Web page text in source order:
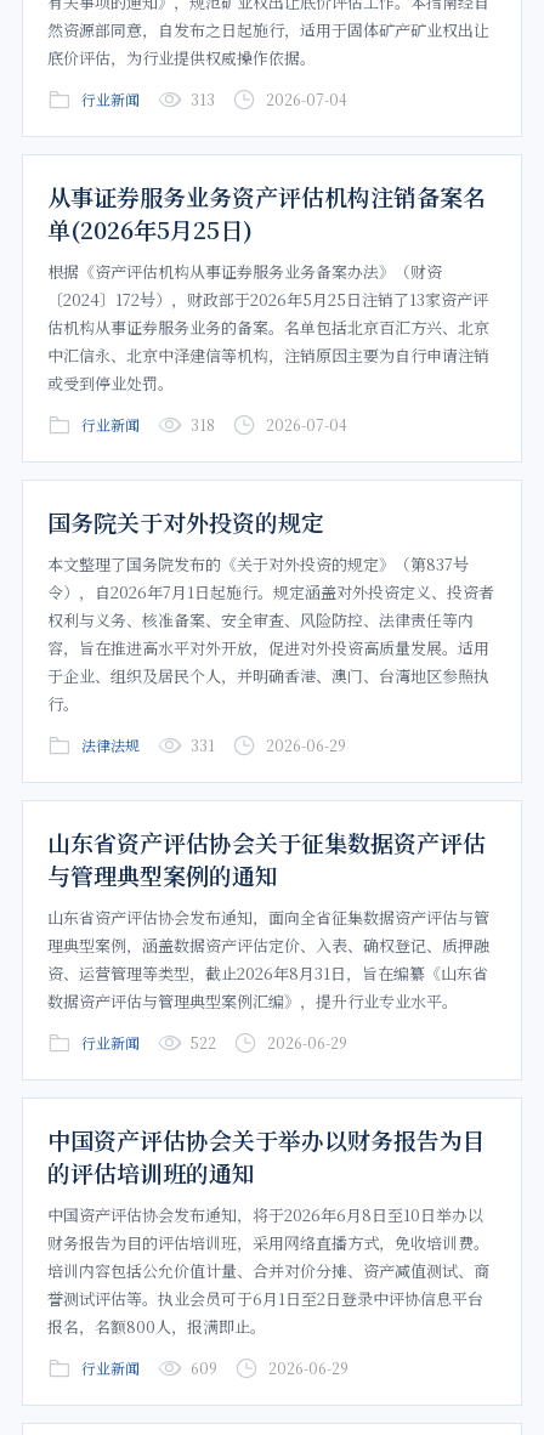
然资源部同意，自发布之日起施行，适用于固体矿产矿业权出让
底价评估，为行业提供权威操作依据。
行业新闻 313 2026-07-04
从事证券服务业务资产评估机构注销备案名
单(2026年5月25日)
根据《资产评估机构从事证券服务业务备案办法》（财资
〔2024〕172号），财政部于2026年5月25日注销了13家资产评
估机构从事证券服务业务的备案。名单包括北京百汇方兴、北京
中汇信永、北京中泽建信等机构，注销原因主要为自行申请注销
或受到停业处罚。
行业新闻 318 2026-07-04
国务院关于对外投资的规定
本文整理了国务院发布的《关于对外投资的规定》（第837号
令），自2026年7月1日起施行。规定涵盖对外投资定义、投资者
权利与义务、核准备案、安全审查、风险防控、法律责任等内
容，旨在推进高水平对外开放，促进对外投资高质量发展。适用
于企业、组织及居民个人，并明确香港、澳门、台湾地区参照执
行。
法律法规 331 2026-06-29
山东省资产评估协会关于征集数据资产评估
与管理典型案例的通知
山东省资产评估协会发布通知，面向全省征集数据资产评估与管
理典型案例，涵盖数据资产评估定价、入表、确权登记、质押融
资、运营管理等类型，截止2026年8月31日，旨在编纂《山东省
数据资产评估与管理典型案例汇编》，提升行业专业水平。
行业新闻 522 2026-06-29
中国资产评估协会关于举办以财务报告为目
的评估培训班的通知
中国资产评估协会发布通知，将于2026年6月8日至10日举办以
财务报告为目的评估培训班，采用网络直播方式，免收培训费。
培训内容包括公允价值计量、合并对价分摊、资产减值测试、商
誉测试评估等。执业会员可于6月1日至2日登录中评协信息平台
报名，名额800人，报满即止。
行业新闻 609 2026-06-29